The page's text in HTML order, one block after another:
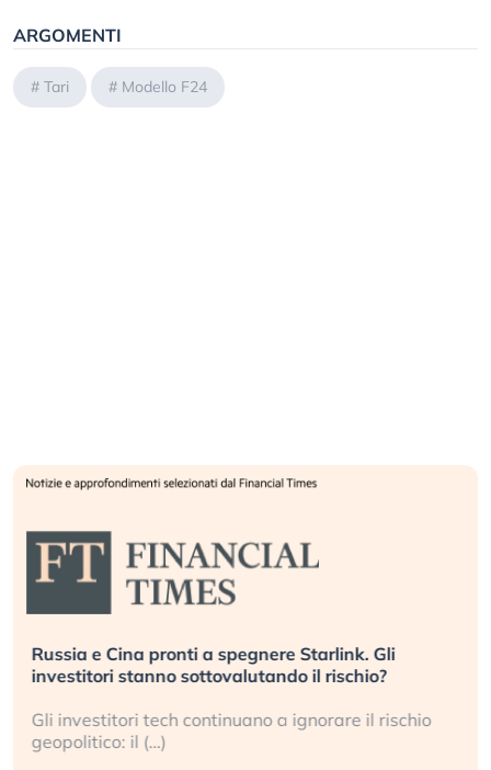
ARGOMENTI
# Tari # Modello F24
Russia e Cina pronti a spegnere Starlink. Gli
investitori stanno sottovalutando il rischio?
Gli investitori tech continuano a ignorare il rischio
geopolitico: il (…)